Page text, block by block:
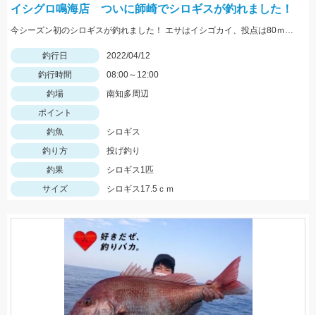
イシグロ鳴海店 ついに師崎でシロギスが釣れました！
今シーズン初のシロギスが釣れました！ エサはイシゴカイ、投点は80ｍくらいでした。
釣行日
2022/04/12
釣行時間
08:00～12:00
釣場
南知多周辺
ポイント
釣魚
シロギス
釣り方
投げ釣り
釣果
シロギス1匹
サイズ
シロギス17.5ｃｍ